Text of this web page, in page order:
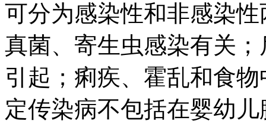
可分为感染性和非感染
真菌、寄生虫感染有关
引起；痢疾、霍乱和食
定传染病不包括在婴幼